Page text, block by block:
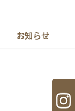
お知らせ